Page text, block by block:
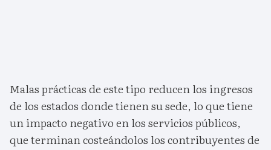
Malas prácticas de este tipo reducen los ingresos
de los estados donde tienen su sede, lo que tiene
un impacto negativo en los servicios públicos,
que terminan costeándolos los contribuyentes de